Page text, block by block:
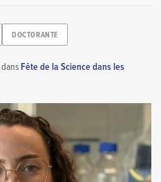
DOCTORANTE
dans Fête de la Science dans les